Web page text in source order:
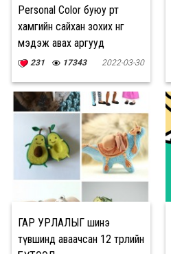
Personal Color буюу өөрт
хамгийн сайхан зохих өнгөө
мэдэж авах аргууд
231 17343 2022-03-30
ГАР УРЛАЛЫГ шинэ
түвшинд аваачсан 12 төрлийн